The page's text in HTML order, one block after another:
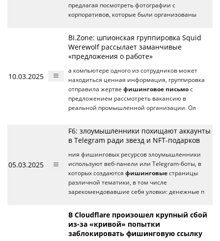
предлагая посмотреть фотографии с
корпоративов, которые были организованы
10.03.2025
BI.Zone: шпионская группировка Squid
Werewolf рассылает заманчивые
«предложения о работе»
а компьютере одного из сотрудников может
находиться ценная информация, группировка
отправила жертве фишинговое письмо с
предложением рассмотреть вакансию в
реальной промышленной организации. Ол
05.03.2025
F6: злоумышленники похищают аккаунты
в Telegram ради звезд и NFT-подарков
ния фишинговых ресурсов злоумышленники
используют веб-панели или Telegram-боты, в
которых создаются фишинговые страницы
различной тематики, в том числе
зарекомендовавшие себя уловки: денежные п
В Cloudflare произошел крупный сбой
из-за «кривой» попытки
заблокировать фишинговую ссылку